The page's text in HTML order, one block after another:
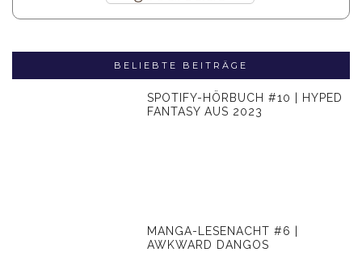
BELIEBTE BEITRÄGE
SPOTIFY-HÖRBUCH #10 | HYPED
FANTASY AUS 2023
MANGA-LESENACHT #6 |
AWKWARD DANGOS